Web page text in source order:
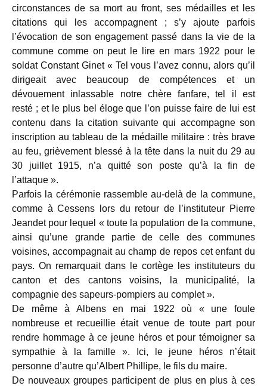
circonstances de sa mort au front, ses médailles et les
citations qui les accompagnent ; s’y ajoute parfois
l’évocation de son engagement passé dans la vie de la
commune comme on peut le lire en mars 1922 pour le
soldat Constant Ginet « Tel vous l’avez connu, alors qu’il
dirigeait avec beaucoup de compétences et un
dévouement inlassable notre chère fanfare, tel il est
resté ; et le plus bel éloge que l’on puisse faire de lui est
contenu dans la citation suivante qui accompagne son
inscription au tableau de la médaille militaire : très brave
au feu, grièvement blessé à la tête dans la nuit du 29 au
30 juillet 1915, n’a quitté son poste qu’à la fin de
l’attaque ».
Parfois la cérémonie rassemble au-delà de la commune,
comme à Cessens lors du retour de l’instituteur Pierre
Jeandet pour lequel « toute la population de la commune,
ainsi qu’une grande partie de celle des communes
voisines, accompagnait au champ de repos cet enfant du
pays. On remarquait dans le cortège les instituteurs du
canton et des cantons voisins, la municipalité, la
compagnie des sapeurs-pompiers au complet ».
De même à Albens en mai 1922 où « une foule
nombreuse et recueillie était venue de toute part pour
rendre hommage à ce jeune héros et pour témoigner sa
sympathie à la famille ». Ici, le jeune héros n’était
personne d’autre qu’Albert Phillipe, le fils du maire.
De nouveaux groupes participent de plus en plus à ces